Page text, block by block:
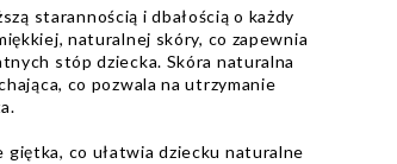
starannością i dbałością o każdy
naturalnej skóry, co zapewnia
stóp dziecka. Skóra naturalna
co pozwala na utrzymanie
co ułatwia dziecku naturalne